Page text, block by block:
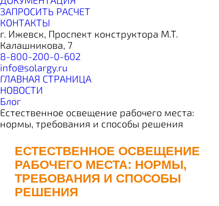
ЗАПРОСИТЬ РАСЧЕТ
КОНТАКТЫ
г. Ижевск, Проспект конструктора М.Т.
Калашникова, 7
8-800-200-0-602
info@solargy.ru
ГЛАВНАЯ СТРАНИЦА
НОВОСТИ
Блог
Естественное освещение рабочего места:
нормы, требования и способы решения
ЕСТЕСТВЕННОЕ ОСВЕЩЕНИЕ
РАБОЧЕГО МЕСТА: НОРМЫ,
ТРЕБОВАНИЯ И СПОСОБЫ
РЕШЕНИЯ